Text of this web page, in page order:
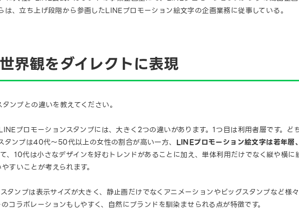
、立ち上げ段階から参画したLINEプロモーション絵文字の企画業務に従事している。
界観をダイレクトに表現
ンプとの違いを教えてください。
プロモーションスタンプには、大きく2つの違いがあります。1つ目は利用者層です。ど
ンプは40代〜50代以上の女性の割合が高い一方、 LINEプロモーション絵文字は若年層
、10代は小さなデザインを好むトレンドがあることに加え、単体利用だけでなく縦や横に
すいことが考えられます。
タンプは表示サイズが大きく、静止画だけでなくアニメーションやビッグスタンプなど様
コラボレーションもしやすく、自然にブランドを馴染ませられる点が特徴です。